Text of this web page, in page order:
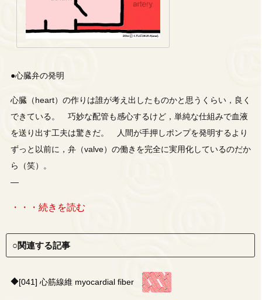
●心臓弁の発明
心臓（heart）の作りは誰が考え出したものかと思うくらい，良く
できている。 巧妙な配管も感心するけど，単純な仕組みで血液
を送り出す工夫は驚きだ。 人間が手押しポンプを発明するより
ずっと以前に，弁（valve）の働きを完全に実用化しているのだか
ら（笑）。
—
・・・続きを読む
○関連する記事
◆[041] 心筋線維 myocardial fiber